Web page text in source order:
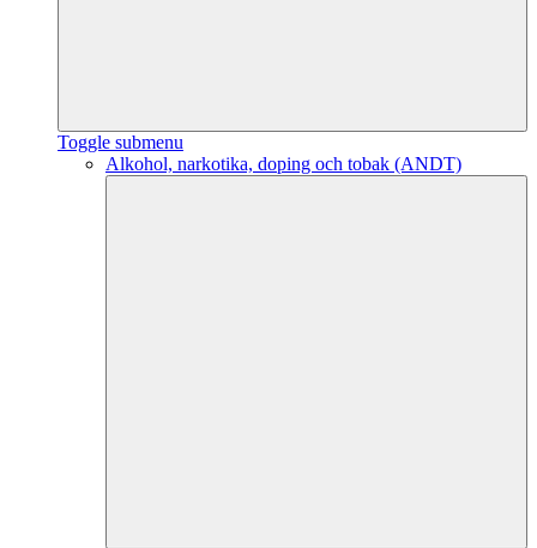
Toggle submenu
Alkohol, narkotika, doping och tobak (ANDT)